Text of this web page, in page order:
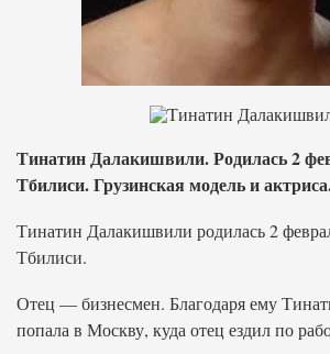
Тинатин Далакишвили. Родилась 2
Тбилиси. Грузинская модель и
Тинатин Далакишвили родилась 2
Тбилиси.
Отец — бизнесмен. Благодаря ему
попала в Москву, куда отец ездил по